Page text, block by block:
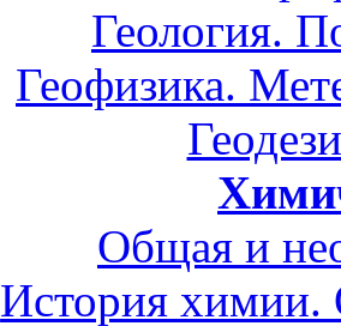
Геология.
Геофизика.
Общая и
История